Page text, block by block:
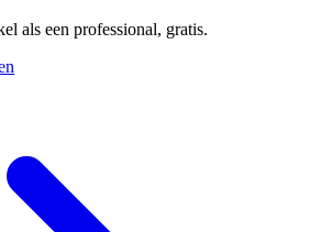
als een professional, gratis.